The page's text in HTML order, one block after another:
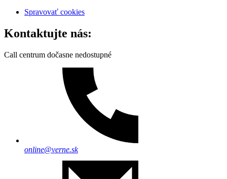
Spravovať cookies
Kontaktujte nás:
Call centrum dočasne nedostupné
online@verne.sk